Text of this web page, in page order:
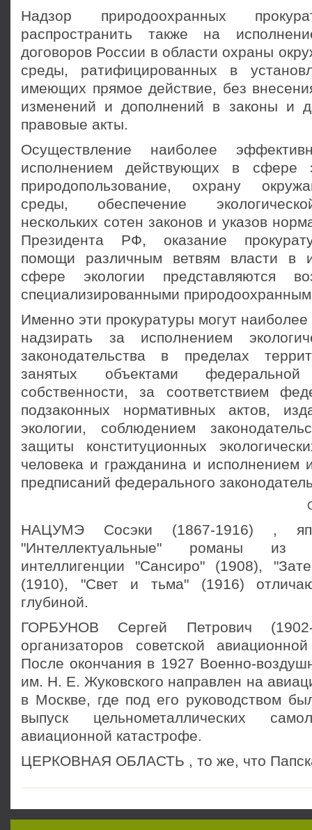
Надзор природоохранных
распространить также на
договоров России в области охраны
среды, ратифицированных в
имеющих прямое действие, без
изменений и дополнений в законы и
правовые акты.
Осуществление наиболее
исполнением действующих в сфере
природопользование, охрану
среды, обеспечение
нескольких сотен законов и указов
Президента РФ, оказание
помощи различным ветвям власти в
сфере экологии представляются
специализированными
Именно эти прокуратуры могут
надзирать за исполнением
законодательства в пределах
занятых объектами федеральной
собственности, за соответствием
подзаконных нормативных актов,
экологии, соблюдением
защиты конституционных
человека и гражданина и исполнением
предписаний федерального
НАЦУМЭ Сосэки (1867-1916) ,
"Интеллектуальные" романы из
интеллигенции "Сансиро" (1908),
(1910), "Свет и тьма" (1916)
глубиной.
ГОРБУНОВ Сергей Петрович
организаторов советской
После окончания в 1927 Военно-
им. Н. Е. Жуковского направлен на
в Москве, где под его руководством
выпуск цельнометаллических
авиационной катастрофе.
ЦЕРКОВНАЯ ОБЛАСТЬ , то же, что